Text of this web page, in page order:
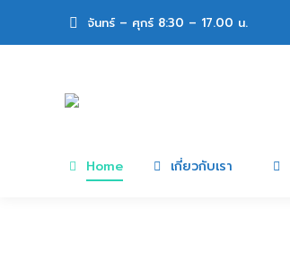
จันทร์ – ศุกร์ 8:30 – 17.00 น.
Home เกี่ยวกับเรา